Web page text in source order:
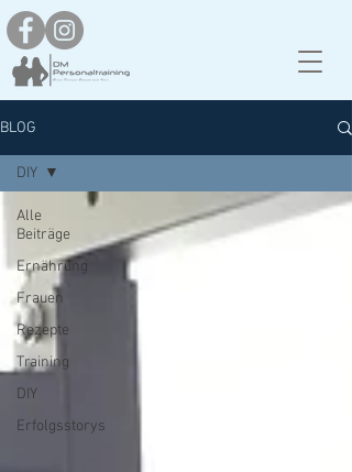
BLOG
Alle
Beiträge
Ernährung
Frauen
Rezepte
Training
DIY
Erfolgsstorys
DIY